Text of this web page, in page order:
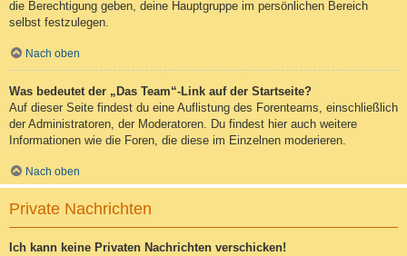
die Berechtigung geben, deine Hauptgruppe im persönlichen Bereich
selbst festzulegen.
Nach oben
Was bedeutet der „Das Team“-Link auf der Startseite?
Auf dieser Seite findest du eine Auflistung des Forenteams, einschließlich
der Administratoren, der Moderatoren. Du findest hier auch weitere
Informationen wie die Foren, die diese im Einzelnen moderieren.
Nach oben
Private Nachrichten
Ich kann keine Privaten Nachrichten verschicken!